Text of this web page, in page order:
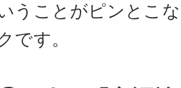
うことがピンとこ
です。